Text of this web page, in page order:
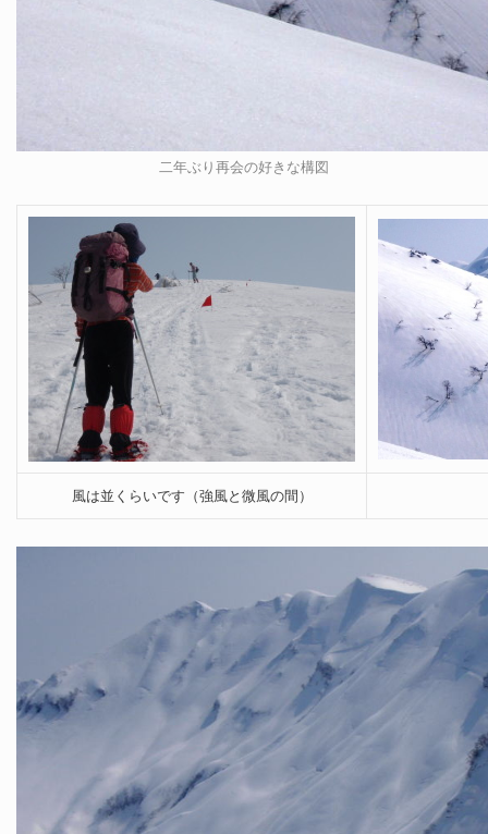
二年ぶり再会の好きな構図
風は並くらいです（強風と微風の間）